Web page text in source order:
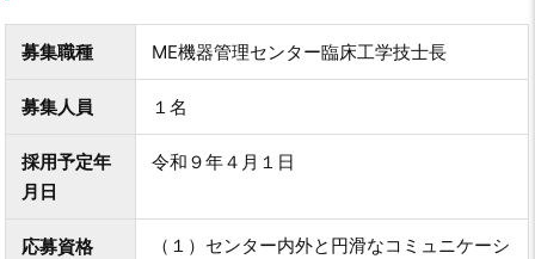
募集職種 ME機器管理センター臨床工学技士長
募集人員 １名
採用予定年
月日
令和９年４月１日
応募資格
（１）センター内外と円滑なコミュニケーシ